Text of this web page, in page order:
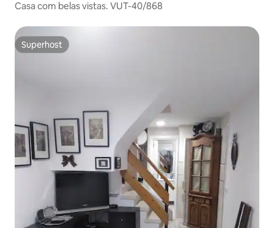
Casa com belas vistas. VUT-40/868
Superhost
Superhost